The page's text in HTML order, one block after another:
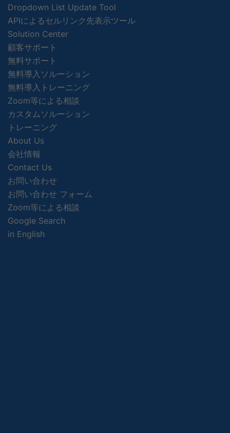
Dropdown List Update Tool
APIによるセルリンク先表示ツール
Solution Center
顧客サポート
無料サポート
無料導入ソルーション
無料導入トレーニング
Zoom等による相談
カスタムソルーション
トレーニング
About Us
会社情報
Contact Us
お問い合わせ
お問い合わせ フォーム
Zoom等による相談
Google Search
in English